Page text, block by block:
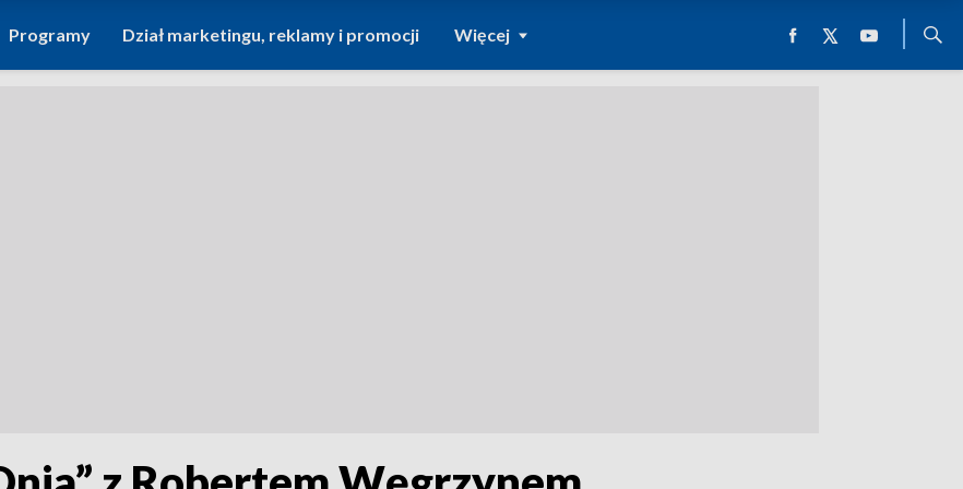
Programy Dział marketingu, reklamy i promocji Więcej